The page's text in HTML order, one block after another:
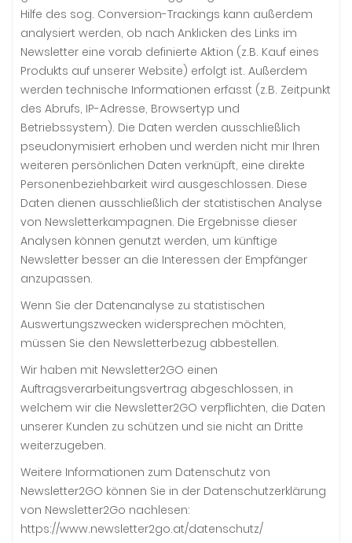
Hilfe des sog. Conversion-Trackings kann außerdem
analysiert werden, ob nach Anklicken des Links im
Newsletter eine vorab definierte Aktion (z.B. Kauf eines
Produkts auf unserer Website) erfolgt ist. Außerdem
werden technische Informationen erfasst (z.B. Zeitpunkt
des Abrufs, IP-Adresse, Browsertyp und
Betriebssystem). Die Daten werden ausschließlich
pseudonymisiert erhoben und werden nicht mir Ihren
weiteren persönlichen Daten verknüpft, eine direkte
Personenbeziehbarkeit wird ausgeschlossen. Diese
Daten dienen ausschließlich der statistischen Analyse
von Newsletterkampagnen. Die Ergebnisse dieser
Analysen können genutzt werden, um künftige
Newsletter besser an die Interessen der Empfänger
anzupassen.
Wenn Sie der Datenanalyse zu statistischen
Auswertungszwecken widersprechen möchten,
müssen Sie den Newsletterbezug abbestellen.
Wir haben mit Newsletter2GO einen
Auftragsverarbeitungsvertrag abgeschlossen, in
welchem wir die Newsletter2GO verpflichten, die Daten
unserer Kunden zu schützen und sie nicht an Dritte
weiterzugeben.
Weitere Informationen zum Datenschutz von
Newsletter2GO können Sie in der Datenschutzerklärung
von Newsletter2Go nachlesen:
https://www.newsletter2go.at/datenschutz/